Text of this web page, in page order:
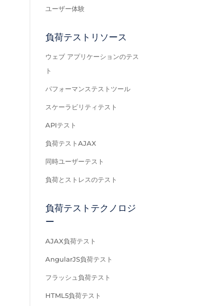
ユーザー体験
負荷テストリソース
ウェブ アプリケーションのテス
ト
パフォーマンステストツール
スケーラビリティテスト
APIテスト
負荷テストAJAX
同時ユーザーテスト
負荷とストレスのテスト
負荷テストテクノロジ
ー
AJAX負荷テスト
AngularJS負荷テスト
フラッシュ負荷テスト
HTML5負荷テスト